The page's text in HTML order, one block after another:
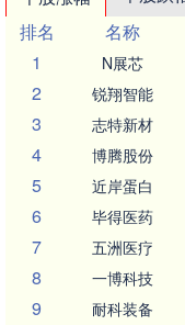
排名
名称
1
N展芯
2 锐翔智能
3 志特新材
4 博腾股份
5 近岸蛋白
6 毕得医药
7 五洲医疗
8 一博科技
9 耐科装备